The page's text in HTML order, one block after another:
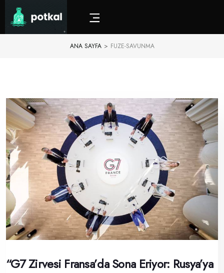
ANA SAYFA > FUZE-SAVUNMA
“G7 Zirvesi Fransa’da Sona Eriyor: Rusya’ya